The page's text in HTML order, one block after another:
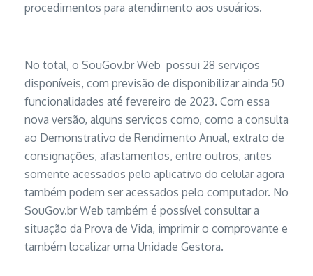
procedimentos para atendimento aos usuários.
No total, o SouGov.br Web possui 28 serviços
disponíveis, com previsão de disponibilizar ainda 50
funcionalidades até fevereiro de 2023. Com essa
nova versão, alguns serviços como, como a consulta
ao Demonstrativo de Rendimento Anual, extrato de
consignações, afastamentos, entre outros, antes
somente acessados pelo aplicativo do celular agora
também podem ser acessados pelo computador. No
SouGov.br Web também é possível consultar a
situação da Prova de Vida, imprimir o comprovante e
também localizar uma Unidade Gestora.